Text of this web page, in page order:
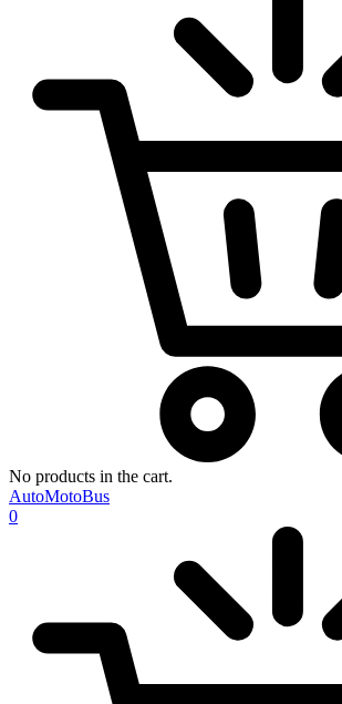
No products in the cart.
AutoMotoBus
0